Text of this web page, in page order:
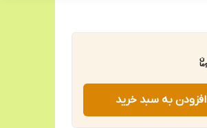
افزودن به سبد خرید